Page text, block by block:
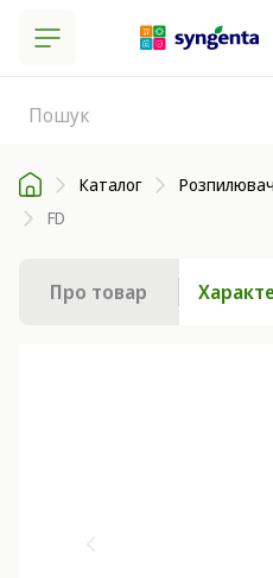
Каталог
FD
Про товар